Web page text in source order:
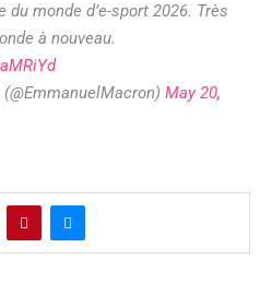
du monde d’e-sport 2026. Très
à nouveau.
May 20,